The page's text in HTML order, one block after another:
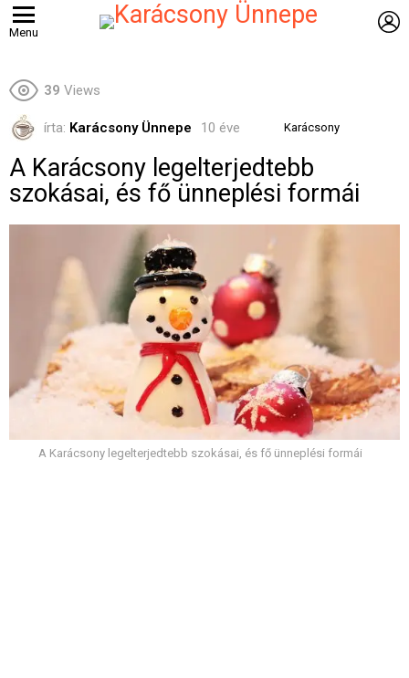
Menu
39 Views
írta: Karácsony Ünnepe 10 éve Karácsony
A Karácsony legelterjedtebb
szokásai, és fő ünneplési formái
A Karácsony legelterjedtebb szokásai, és fő ünneplési formái